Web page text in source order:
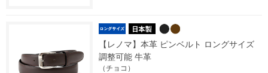
【レノマ】本革 ピンベルト ロングサイズ
調整可能 牛革
（チョコ）